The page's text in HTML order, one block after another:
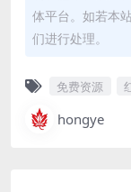
体平台。如若本
们进行处理。
免费资源
hongye